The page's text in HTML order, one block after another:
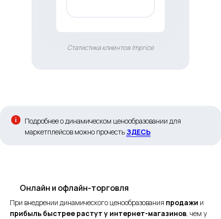
Статистика клиентов Imprice
Подробнее о динамическом ценообразовании для
маркетплейсов можно прочесть ЗДЕСЬ
Онлайн и офлайн-торговля
При внедрении динамического ценообразования продажи и
прибыль быстрее растут у интернет-магазинов, чем у